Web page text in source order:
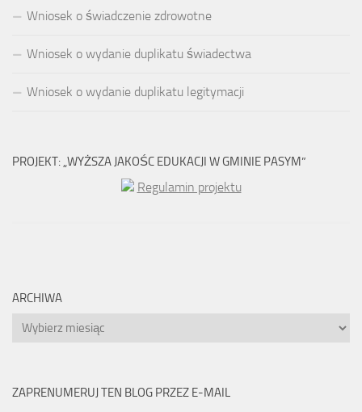
Wniosek o świadczenie zdrowotne
Wniosek o wydanie duplikatu świadectwa
Wniosek o wydanie duplikatu legitymacji
PROJEKT: „WYŻSZA JAKOŚC EDUKACJI W GMINIE PASYM”
Regulamin projektu
ARCHIWA
Archiwa
ZAPRENUMERUJ TEN BLOG PRZEZ E-MAIL